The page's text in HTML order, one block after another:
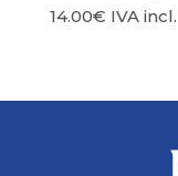
14.00€ IVA incl.